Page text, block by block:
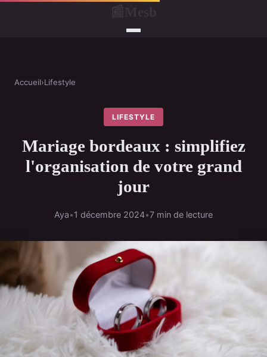
Accueil›Lifestyle
LIFESTYLE
Mariage bordeaux : simplifiez
l'organisation de votre grand
jour
Aya•1 décembre 2024•7 min de lecture